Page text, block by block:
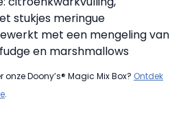
stukjes meringue
met een mengeling van
en marshmallows
Doony’s® Magic Mix Box? Ontdek
.